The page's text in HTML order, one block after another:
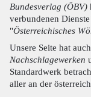
Bundesverlag (ÖBV)
verbundenen
"Österreichisches
Unsere Seite hat
Nachschlagewerken
Standardwerk
aller an der